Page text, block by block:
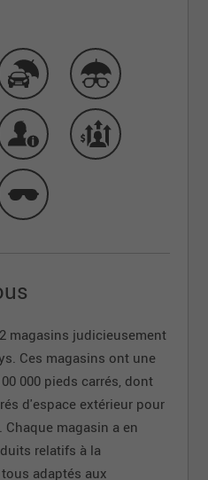
magasins judicieusement
Ces magasins ont une
000 pieds carrés, dont
d'espace extérieur pour
magasin a en
relatifs à la
adaptés aux